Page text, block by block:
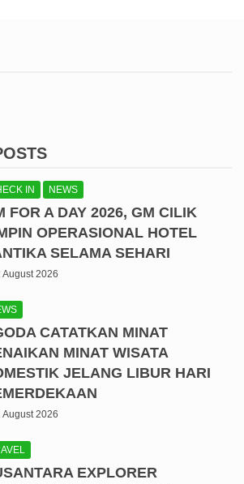
IN NEWS
FOR A DAY 2026, GM CILIK
OPERASIONAL HOTEL
SELAMA SEHARI
August 2026
CATATKAN MINAT
MINAT WISATA
JELANG LIBUR HARI
August 2026
EXPLORER